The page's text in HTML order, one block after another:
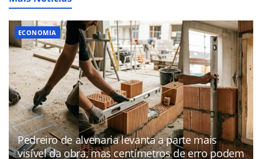
ECONOMIA
Pedreiro de alvenaria levanta a parte mais
visível da obra, mas centímetros de erro podem